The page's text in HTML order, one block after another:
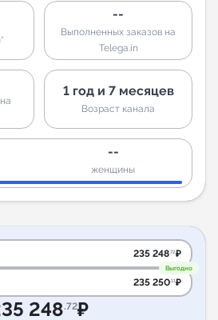
--
Выполненных заказов на
Telega.in
1 год и 7 месяцев
Возраст канала
--
женщины
235 248.72₽
Выгодно
235 250.11₽
248.72₽